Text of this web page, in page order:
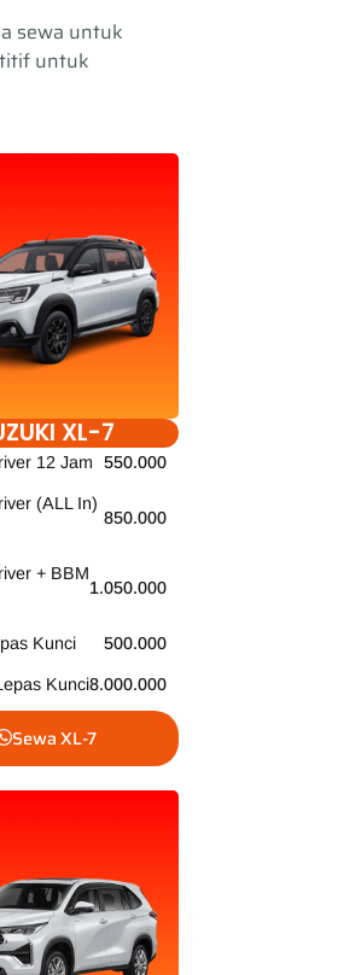
sewa untuk
untuk
XL-7
12 Jam 550.000
(ALL In)
850.000
+ BBM
1.050.000
Kunci 500.000
Kunci8.000.000
Sewa XL-7